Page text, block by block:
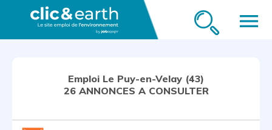
menu
Emploi Le Puy-en-Velay (43)
26 ANNONCES A CONSULTER